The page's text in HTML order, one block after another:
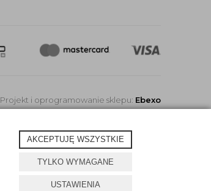
AKCEPTUJĘ WSZYSTKIE
TYLKO WYMAGANE
USTAWIENIA
Projekt i oprogramowanie sklepu: Ebexo